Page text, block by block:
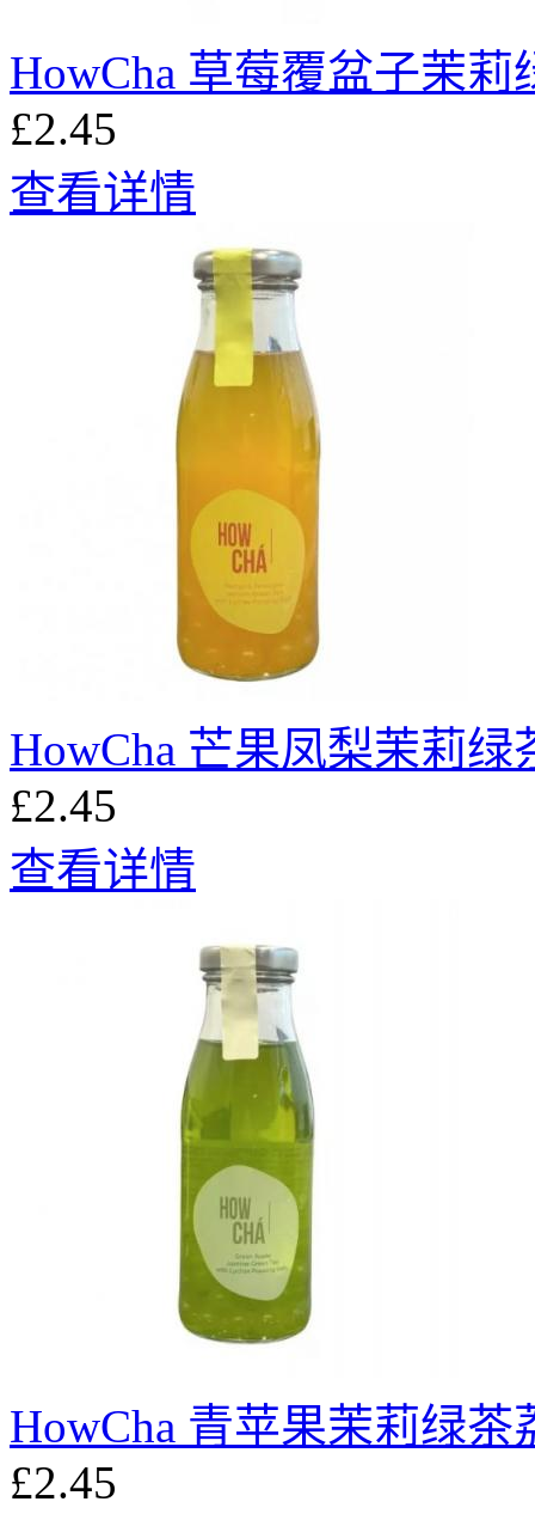
HowCha 草莓覆盆子茉
£2.45
查看详情
HowCha 芒果凤梨茉莉
£2.45
查看详情
HowCha 青苹果茉莉绿
£2.45